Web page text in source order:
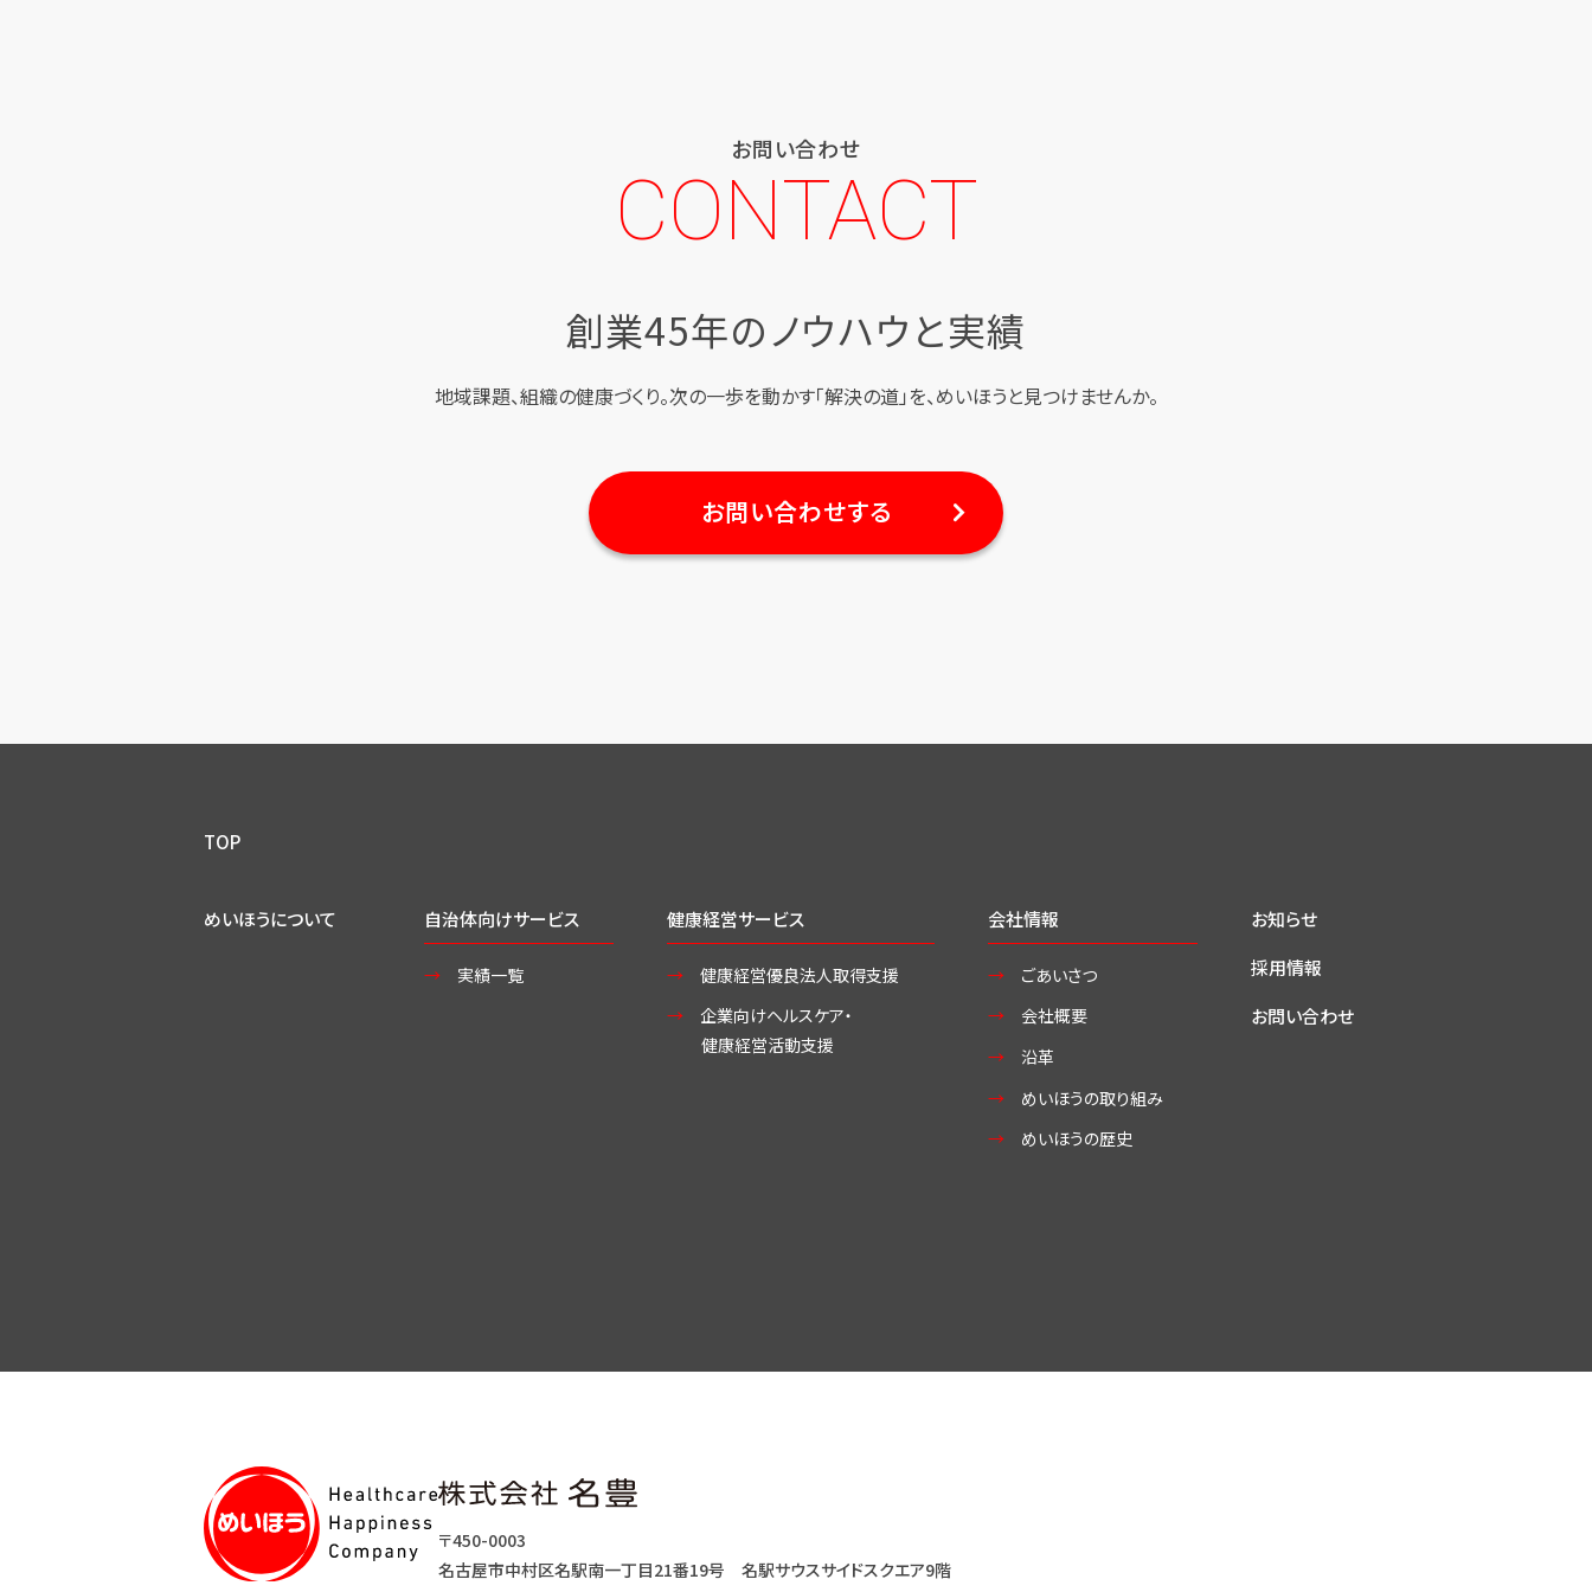
お問い合わせ
CONTACT
創業45年のノウハウと実績
地域課題、組織の健康づくり。次の一歩を動かす「解決の道」を、めいほうと見つけませんか。
お問い合わせする
TOP
めいほうについて 自治体向けサービス
実績一覧
健康経営サービス
健康経営優良法人取得支援
企業向けヘルスケア・
健康経営活動支援
会社情報
ごあいさつ
会社概要
沿革
めいほうの取り組み
めいほうの歴史
お知らせ
採用情報
お問い合わせ
〒450-0003
名古屋市中村区名駅南一丁目21番19号 名駅サウスサイドスクエア9階